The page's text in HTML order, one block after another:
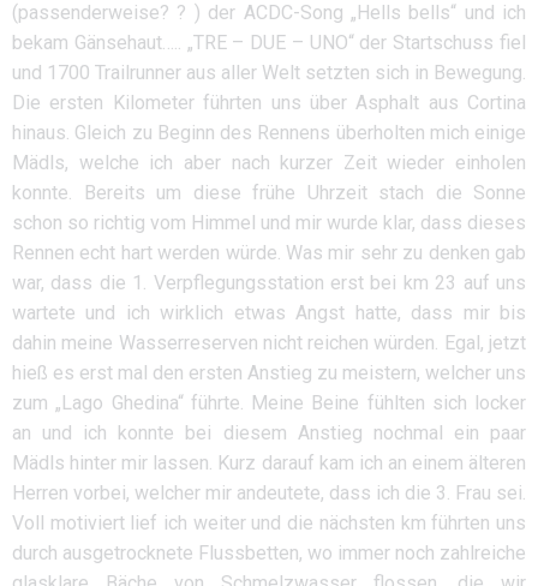
(passenderweise? ? ) der ACDC-Song „Hells bells“ und ich
bekam Gänsehaut….. „TRE – DUE – UNO“ der Startschuss fiel
und 1700 Trailrunner aus aller Welt setzten sich in Bewegung.
Die ersten Kilometer führten uns über Asphalt aus Cortina
hinaus. Gleich zu Beginn des Rennens überholten mich einige
Mädls, welche ich aber nach kurzer Zeit wieder einholen
konnte. Bereits um diese frühe Uhrzeit stach die Sonne
schon so richtig vom Himmel und mir wurde klar, dass dieses
Rennen echt hart werden würde. Was mir sehr zu denken gab
war, dass die 1. Verpflegungsstation erst bei km 23 auf uns
wartete und ich wirklich etwas Angst hatte, dass mir bis
dahin meine Wasserreserven nicht reichen würden. Egal, jetzt
hieß es erst mal den ersten Anstieg zu meistern, welcher uns
zum „Lago Ghedina“ führte. Meine Beine fühlten sich locker
an und ich konnte bei diesem Anstieg nochmal ein paar
Mädls hinter mir lassen. Kurz darauf kam ich an einem älteren
Herren vorbei, welcher mir andeutete, dass ich die 3. Frau sei.
Voll motiviert lief ich weiter und die nächsten km führten uns
durch ausgetrocknete Flussbetten, wo immer noch zahlreiche